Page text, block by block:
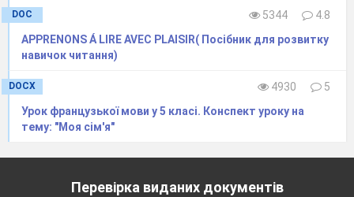
DOC 5344
4.8
APPRENONS Á LIRE AVEC PLAISIR( Посібник для розвитку
навичок читання)
DOCX 4930
5
Урок французької мови у 5 класі. Конспект уроку на
тему: "Моя сім'я"
Перевірка виданих документів